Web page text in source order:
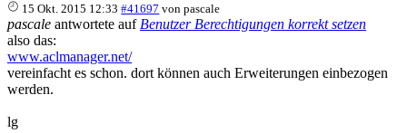
15 Okt. 2015 12:33 #41697 vonpascale
pascale antwortete auf Benutzer Berechtigungen korrekt setzen
also das:
www.aclmanager.net/
vereinfacht es schon. dort können auch Erweiterungen einbezogen
werden.
lg